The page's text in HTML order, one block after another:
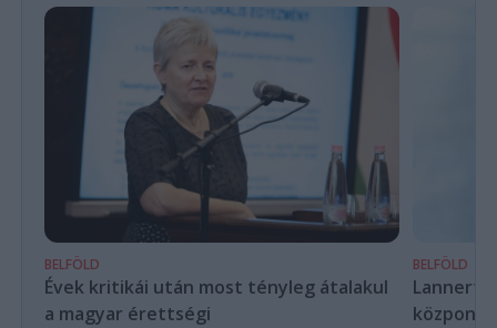
BELFÖLD
Évek kritikái után most tényleg átalakul
a magyar érettségi
BELFÖLD
Lannert